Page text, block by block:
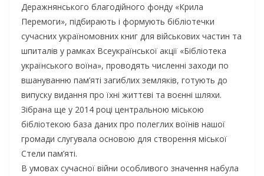
Деражнянського благодійного фонду «Крила
Перемоги», підбирають і формують бібліотечки
сучасних україномовних книг для військових частин та
шпиталів у рамках Всеукраїнської акції «Бібліотека
українського воїна», проводять численні заходи по
вшануванню пам’яті загиблих земляків, готують до
випуску видання про їхні життєві та воєнні шляхи.
Зібрана ще у 2014 році центральною міською
бібліотекою база даних про полеглих воїнів нашої
громади слугувала основою для створення міської
Стели пам’яті.
В умовах сучасної війни особливого значення набула